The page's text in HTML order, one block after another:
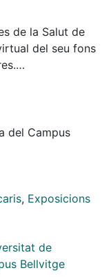
de la Salut de
del seu fons
part del
originals a
del Campus
, Exposicions
de
Bellvitge